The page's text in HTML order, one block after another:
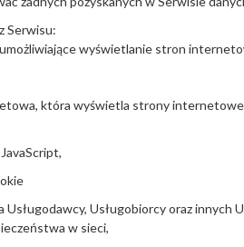
Serwisu:
wyświetlanie stron
która wyświetla strony
Usługobiorcy oraz
w sieci,